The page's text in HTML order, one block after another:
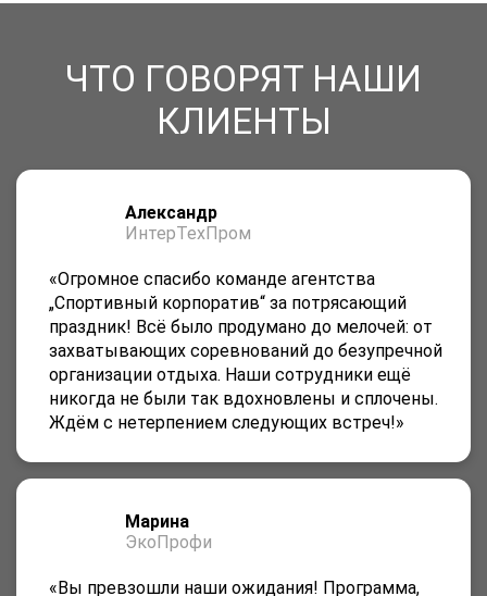
ЧТО ГОВОРЯТ НАШИ
КЛИЕНТЫ
Александр
ИнтерТехПром
«Огромное спасибо команде агентства
„Спортивный корпоратив“ за потрясающий
праздник! Всё было продумано до мелочей: от
захватывающих соревнований до безупречной
организации отдыха. Наши сотрудники ещё
никогда не были так вдохновлены и сплочены.
Ждём с нетерпением следующих встреч!»
Марина
ЭкоПрофи
«Вы превзошли наши ожидания! Программа,